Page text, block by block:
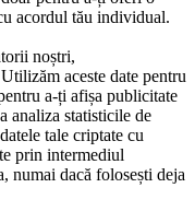
acordul tău individual.
noștri,
aceste date pentru
a-ți afișa publicitate
analiza statisticile de
tale criptate cu
prin intermediul
numai dacă folosești deja